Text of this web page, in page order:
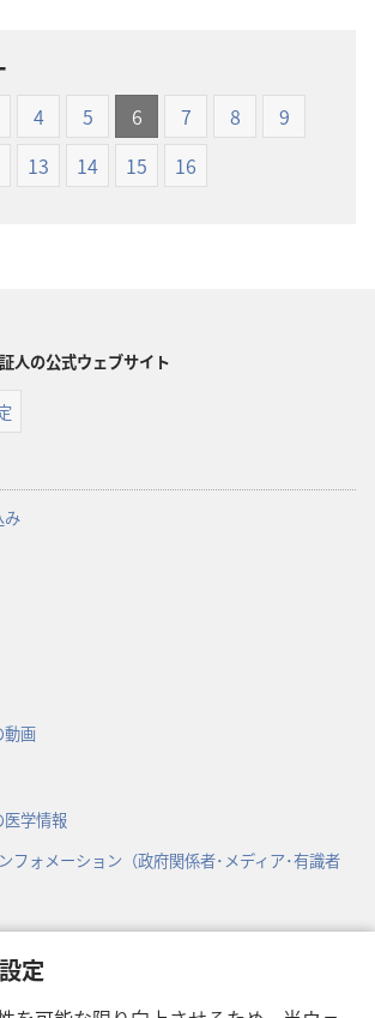
定
オ
プ
ン
オ
プ
4 5 6 7 8
9
13 14 15 16
人の公式ウェブサイト
み
動画
医学情報
フォメーション（政府関係者･メディア･有識者